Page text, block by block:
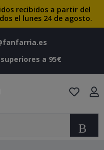
recibidos a partir del
el lunes 24 de agosto.
superiores a 95€